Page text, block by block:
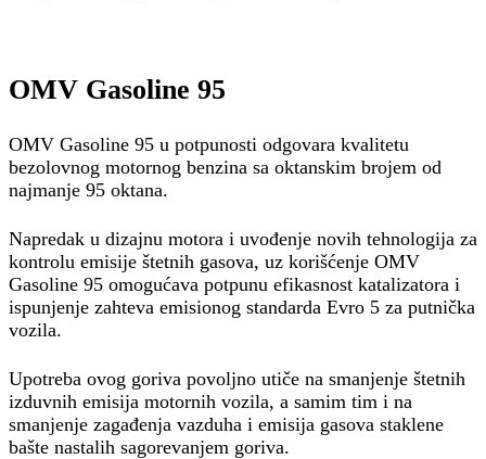
OMV Gasoline 95
OMV Gasoline 95 u potpunosti odgovara kvalitetu
bezolovnog motornog benzina sa oktanskim brojem od
najmanje 95 oktana.
Napredak u dizajnu motora i uvođenje novih tehnologija za
kontrolu emisije štetnih gasova, uz korišćenje OMV
Gasoline 95 omogućava potpunu efikasnost katalizatora i
ispunjenje zahteva emisionog standarda Evro 5 za putnička
vozila.
Upotreba ovog goriva povoljno utiče na smanjenje štetnih
izduvnih emisija motornih vozila, a samim tim i na
smanjenje zagađenja vazduha i emisija gasova staklene
bašte nastalih sagorevanjem goriva.